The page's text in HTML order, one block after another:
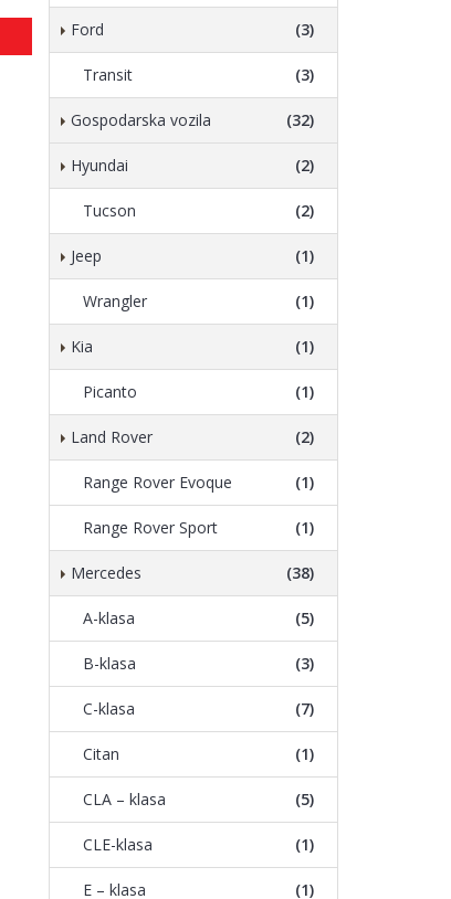
Ford (3)
Transit (3)
Gospodarska vozila (32)
Hyundai (2)
Tucson (2)
Jeep (1)
Wrangler (1)
Kia (1)
Picanto (1)
Land Rover (2)
Range Rover Evoque (1)
Range Rover Sport (1)
Mercedes (38)
A-klasa (5)
B-klasa (3)
C-klasa (7)
Citan (1)
CLA – klasa (5)
CLE-klasa (1)
E – klasa (1)